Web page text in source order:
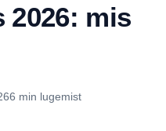
2026: mis
6 min lugemist